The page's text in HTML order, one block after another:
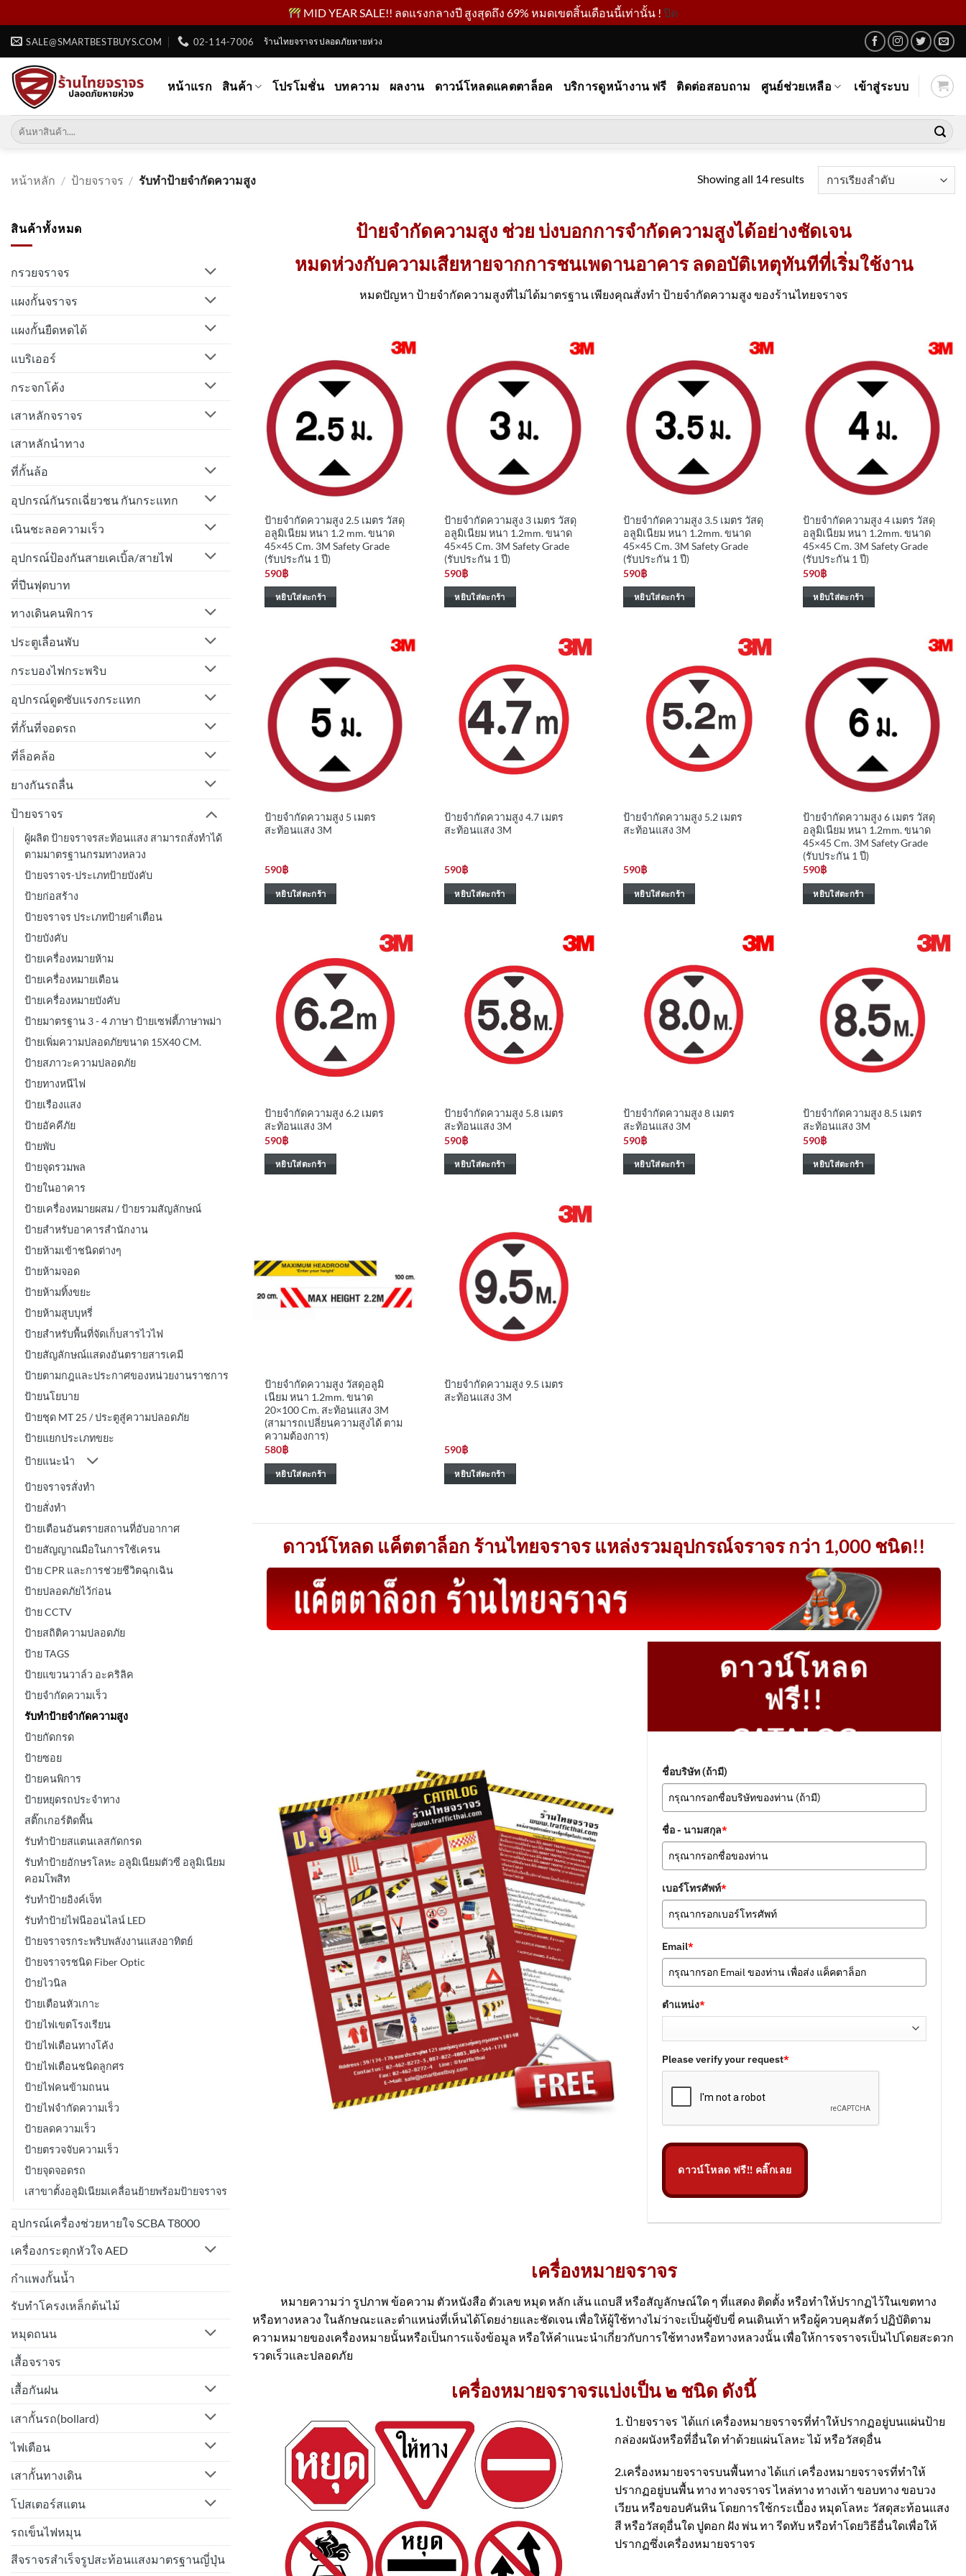
MID YEAR SALE!! ลดแรงกลางปี สูงสุดถึง 69% หมดเขตสิ้นเดือนนี้เท่านั้น !ปิด
ข้าม
เนื้อหา
SALE@SMARTBESTBUYS.COM 02-114-7006 ร้านไทยจราจร ปลอดภัยหายห่วง
หน้าแรก สินค้า โปรโมชั่น บทความ ผลงาน ดาวน์โหลดแคตตาล็อค บริการดูหน้างาน ฟรี ติดต่อสอบถาม ศูนย์ช่วยเหลือ เข้าสู่ระบบ
ค้นหา:
หน้าหลัก / ป้ายจราจร / รับทำป้ายจำกัดความสูง Showing all 14 results
สินค้าทั้งหมด
กรวยจราจร
แผงกั้นจราจร
แผงกั้นยืดหดได้
แบริเออร์
กระจกโค้ง
เสาหลักจราจร
เสาหลักนำทาง
ที่กั้นล้อ
อุปกรณ์กันรถเฉี่ยวชน กันกระแทก
เนินชะลอความเร็ว
อุปกรณ์ป้องกันสายเคเบิ้ล/สายไฟ
ที่ปีนฟุตบาท
ทางเดินคนพิการ
ประตูเลื่อนพับ
กระบองไฟกระพริบ
อุปกรณ์ดูดซับแรงกระแทก
ที่กั้นที่จอดรถ
ที่ล็อคล้อ
ยางกันรถลื่น
ป้ายจราจร
ผู้ผลิต ป้ายจราจรสะท้อนแสง สามารถสั่งทำได้
ตามมาตรฐานกรมทางหลวง
ป้ายจราจร-ประเภทป้ายบังคับ
ป้ายก่อสร้าง
ป้ายจราจร ประเภทป้ายคำเตือน
ป้ายบังคับ
ป้ายเครื่องหมายห้าม
ป้ายเครื่องหมายเตือน
ป้ายเครื่องหมายบังคับ
ป้ายมาตรฐาน 3 - 4 ภาษา ป้ายเซฟตี้ภาษาพม่า
ป้ายเพิ่มความปลอดภัยขนาด 15X40 CM.
ป้ายสภาวะความปลอดภัย
ป้ายทางหนีไฟ
ป้ายเรืองแสง
ป้ายอัคคีภัย
ป้ายพับ
ป้ายจุดรวมพล
ป้ายในอาคาร
ป้ายเครื่องหมายผสม / ป้ายรวมสัญลักษณ์
ป้ายสำหรับอาคารสำนักงาน
ป้ายห้ามเข้าชนิดต่างๆ
ป้ายห้ามจอด
ป้ายห้ามทิ้งขยะ
ป้ายห้ามสูบบุหรี่
ป้ายสำหรับพื้นที่จัดเก็บสารไวไฟ
ป้ายสัญลักษณ์แสดงอันตรายสารเคมี
ป้ายตามกฎและประกาศของหน่วยงานราชการ
ป้ายนโยบาย
ป้ายชุด MT 25 / ประตูสู่ความปลอดภัย
ป้ายแยกประเภทขยะ
ป้ายแนะนำ
ป้ายจราจรสั่งทำ
ป้ายสั่งทำ
ป้ายเตือนอันตรายสถานที่อับอากาศ
ป้ายสัญญาณมือในการใช้เครน
ป้าย CPR และการช่วยชีวิตฉุกเฉิน
ป้ายปลอดภัยไว้ก่อน
ป้าย CCTV
ป้ายสถิติความปลอดภัย
ป้าย TAGS
ป้ายแขวนวาล์ว อะคริลิค
ป้ายจำกัดความเร็ว
รับทำป้ายจำกัดความสูง
ป้ายกัดกรด
ป้ายซอย
ป้ายคนพิการ
ป้ายหยุดรถประจำทาง
สติ๊กเกอร์ติดพื้น
รับทำป้ายสแตนเลสกัดกรด
รับทำป้ายอักษรโลหะ อลูมิเนียมตัวซี อลูมิเนียม
คอมโพสิท
รับทำป้ายอิงค์เจ็ท
รับทำป้ายไฟนีออนไลน์ LED
ป้ายจราจรกระพริบพลังงานแสงอาทิตย์
ป้ายจราจรชนิด Fiber Optic
ป้ายไวนิล
ป้ายเตือนหัวเกาะ
ป้ายไฟเขตโรงเรียน
ป้ายไฟเตือนทางโค้ง
ป้ายไฟเตือนชนิดลูกศร
ป้ายไฟคนข้ามถนน
ป้ายไฟจำกัดความเร็ว
ป้ายลดความเร็ว
ป้ายตรวจจับความเร็ว
ป้ายจุดจอดรถ
เสาขาตั้งอลูมิเนียมเคลื่อนย้ายพร้อมป้ายจราจร
อุปกรณ์เครื่องช่วยหายใจ SCBA T8000
เครื่องกระตุกหัวใจ AED
กำแพงกั้นน้ำ
รับทำโครงเหล็กต้นไม้
หมุดถนน
เสื้อจราจร
เสื้อกันฝน
เสากั้นรถ(bollard)
ไฟเตือน
เสากั้นทางเดิน
โปสเตอร์สแตน
รถเข็นไฟหมุน
สีจราจรสำเร็จรูปสะท้อนแสงมาตรฐานญี่ปุ่น
ป้ายจำกัดความสูง ช่วย บ่งบอกการจำกัดความสูงได้อย่างชัดเจน
หมดห่วงกับความเสียหายจากการชนเพดานอาคาร ลดอบัติเหตุทันทีที่เริ่มใช้งาน
หมดปัญหา ป้ายจำกัดความสูงที่ไม่ได้มาตรฐาน เพียงคุณสั่งทำ ป้ายจำกัดความสูง ของร้านไทยจราจร
ป้ายจำกัดความสูง 2.5 เมตร วัสดุ
อลูมิเนียม หนา 1.2 mm. ขนาด
45×45 Cm. 3M Safety Grade
(รับประกัน 1 ปี)
590฿
หยิบใส่ตะกร้า
ป้ายจำกัดความสูง 3 เมตร วัสดุ
อลูมิเนียม หนา 1.2mm. ขนาด
45×45 Cm. 3M Safety Grade
(รับประกัน 1 ปี)
590฿
หยิบใส่ตะกร้า
ป้ายจำกัดความสูง 3.5 เมตร วัสดุ
อลูมิเนียม หนา 1.2mm. ขนาด
45×45 Cm. 3M Safety Grade
(รับประกัน 1 ปี)
590฿
หยิบใส่ตะกร้า
ป้ายจำกัดความสูง 4 เมตร วัสดุ
อลูมิเนียม หนา 1.2mm. ขนาด
45×45 Cm. 3M Safety Grade
(รับประกัน 1 ปี)
590฿
หยิบใส่ตะกร้า
ป้ายจำกัดความสูง 5 เมตร
สะท้อนแสง 3M
590฿
หยิบใส่ตะกร้า
ป้ายจำกัดความสูง 4.7 เมตร
สะท้อนแสง 3M
590฿
หยิบใส่ตะกร้า
ป้ายจำกัดความสูง 5.2 เมตร
สะท้อนแสง 3M
590฿
หยิบใส่ตะกร้า
ป้ายจำกัดความสูง 6 เมตร วัสดุ
อลูมิเนียม หนา 1.2mm. ขนาด
45×45 Cm. 3M Safety Grade
(รับประกัน 1 ปี)
590฿
หยิบใส่ตะกร้า
ป้ายจำกัดความสูง 6.2 เมตร
สะท้อนแสง 3M
590฿
หยิบใส่ตะกร้า
ป้ายจำกัดความสูง 5.8 เมตร
สะท้อนแสง 3M
590฿
หยิบใส่ตะกร้า
ป้ายจำกัดความสูง 8 เมตร
สะท้อนแสง 3M
590฿
หยิบใส่ตะกร้า
ป้ายจำกัดความสูง 8.5 เมตร
สะท้อนแสง 3M
590฿
หยิบใส่ตะกร้า
ป้ายจำกัดความสูง วัสดุอลูมิ
เนียม หนา 1.2mm. ขนาด
20×100 Cm. สะท้อนแสง 3M
(สามารถเปลี่ยนความสูงได้ ตาม
ความต้องการ)
580฿
หยิบใส่ตะกร้า
ป้ายจำกัดความสูง 9.5 เมตร
สะท้อนแสง 3M
590฿
หยิบใส่ตะกร้า
ดาวน์โหลด แค็ตตาล็อก ร้านไทยจราจร แหล่งรวมอุปกรณ์จราจร กว่า 1,000 ชนิด!!
ดาวน์โหลด
ฟรี!!
CATALOG
ชื่อบริษัท (ถ้ามี)
ชื่อ - นามสกุล*
เบอร์โทรศัพท์*
Email*
ตำแหน่ง*
Please verify your request*
ดาวน์โหลด ฟรี!! คลิ๊กเลย
เครื่องหมายจราจร
หมายความว่า รูปภาพ ข้อความ ตัวหนังสือ ตัวเลข หมุด หลัก เส้น แถบสี หรือสัญลักษณ์ใด ๆ ที่แสดง ติดตั้ง หรือทําให้ปรากฏไว้ในเขตทาง
หรือทางหลวง ในลักษณะและตําแหน่งที่เห็นได้โดยง่ายและชัดเจน เพื่อให้ผู้ใช้ทางไม่ว่าจะเป็นผู้ขับขี่ คนเดินเท้า หรือผู้ควบคุมสัตว์ ปฏิบัติตาม
ความหมายของเครื่องหมายนั้นหรือเป็นการแจ้งข้อมูล หรือให้คําแนะนําเกี่ยวกับการใช้ทางหรือทางหลวงนั้น เพื่อให้การจราจรเป็นไปโดยสะดวก
รวดเร็วและปลอดภัย
เครื่องหมายจราจรแบ่งเป็น ๒ ชนิด ดังนี้
1. ป้ายจราจร ได้แก่ เครื่องหมายจราจรที่ทําให้ปรากฏอยู่บนแผ่นป้าย
กล่องผนังหรือที่อื่นใด ทําด้วยแผ่นโลหะ ไม้ หรือวัสดุอื่น
2.เครื่องหมายจราจรบนพื้นทาง ได้แก่ เครื่องหมายจราจรที่ทําให้
ปรากฏอยู่บนพื้น ทาง ทางจราจร ไหล่ทาง ทางเท้า ขอบทาง ขอบวง
เวียน หรือขอบคันหิน โดยการใช้กระเบื้อง หมุดโลหะ วัสดุสะท้อนแสง
สี หรือวัสดุอื่นใด ปูตอก ฝัง พ่น ทา รีดทับ หรือทําโดยวิธีอื่นใดเพื่อให้
ปรากฏซึ่งเครื่องหมายจราจร